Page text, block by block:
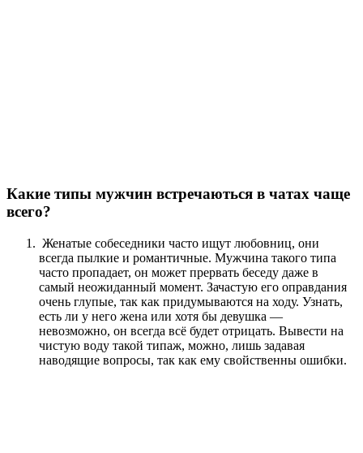
Какие типы мужчин встречаються в чатах чаще
всего?
Женатые собеседники часто ищут любовниц, они
всегда пылкие и романтичные. Мужчина такого типа
часто пропадает, он может прервать беседу даже в
самый неожиданный момент. Зачастую его оправдания
очень глупые, так как придумываются на ходу. Узнать,
есть ли у него жена или хотя бы девушка —
невозможно, он всегда всё будет отрицать. Вывести на
чистую воду такой типаж, можно, лишь задавая
наводящие вопросы, так как ему свойственны ошибки.